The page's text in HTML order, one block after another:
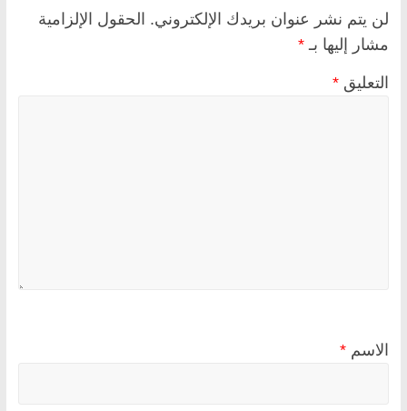
لن يتم نشر عنوان بريدك الإلكتروني. الحقول الإلزامية
مشار إليها بـ *
التعليق *
الاسم *